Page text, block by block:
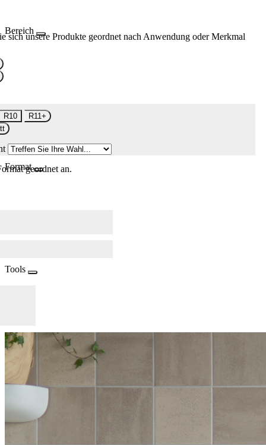
Bereich
sich unsere Produkte geordnet nach Anwendung oder Merkmal
R10
R11+
Formatgeordnet an.
Tools